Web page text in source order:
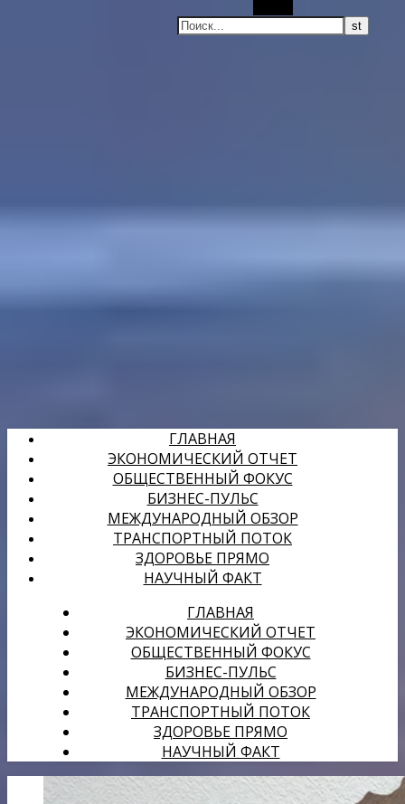
ГЛАВНАЯ
ЭКОНОМИЧЕСКИЙ ОТЧЕТ
ОБЩЕСТВЕННЫЙ ФОКУС
БИЗНЕС-ПУЛЬС
МЕЖДУНАРОДНЫЙ ОБЗОР
ТРАНСПОРТНЫЙ ПОТОК
ЗДОРОВЬЕ ПРЯМО
НАУЧНЫЙ ФАКТ
ГЛАВНАЯ
ЭКОНОМИЧЕСКИЙ ОТЧЕТ
ОБЩЕСТВЕННЫЙ ФОКУС
БИЗНЕС-ПУЛЬС
МЕЖДУНАРОДНЫЙ ОБЗОР
ТРАНСПОРТНЫЙ ПОТОК
ЗДОРОВЬЕ ПРЯМО
НАУЧНЫЙ ФАКТ